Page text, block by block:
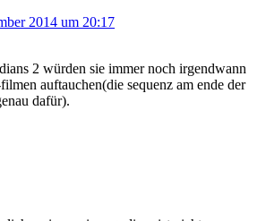
2014 um 20:17
2 würden sie immer noch irgendwann
auftauchen(die sequenz am ende der
dafür).